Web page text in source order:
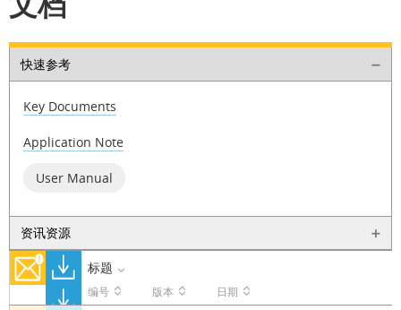
快速参考
Key Documents
Application Note
User Manual
资讯资源
标题
编号 版本 日期